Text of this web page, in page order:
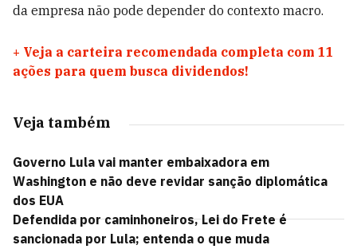
da empresa não pode depender do contexto macro.
+ Veja a carteira recomendada completa com 11
ações para quem busca dividendos!
Veja também
Governo Lula vai manter embaixadora em
Washington e não deve revidar sanção diplomática
dos EUA
Defendida por caminhoneiros, Lei do Frete é
sancionada por Lula; entenda o que muda